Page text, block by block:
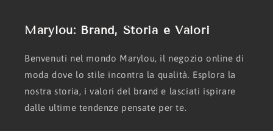
Marylou: Brand, Storia e Valori
Benvenuti nel mondo Marylou, il negozio online di
moda dove lo stile incontra la qualità. Esplora la
nostra storia, i valori del brand e lasciati ispirare
dalle ultime tendenze pensate per te.